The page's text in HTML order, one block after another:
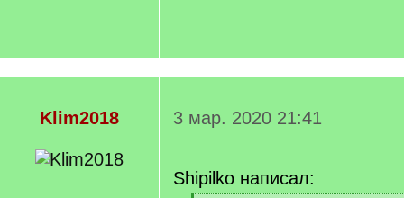
Klim2018 3 мар. 2020 21:41
Shipilko написал: